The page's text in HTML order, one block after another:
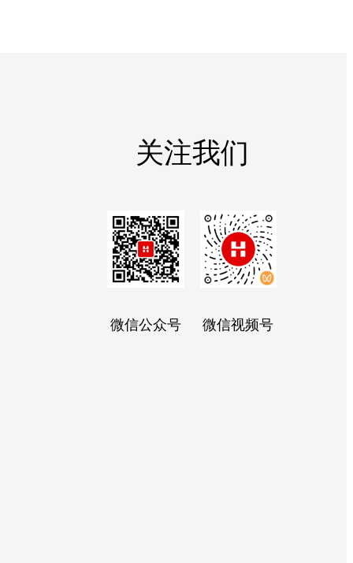
关注我们
微信公众号 微信视频号